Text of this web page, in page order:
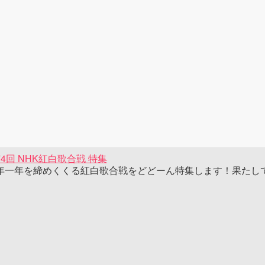
回 NHK紅白歌合戦 特集
一年を締めくくる紅白歌合戦をどどーん特集します！果たし